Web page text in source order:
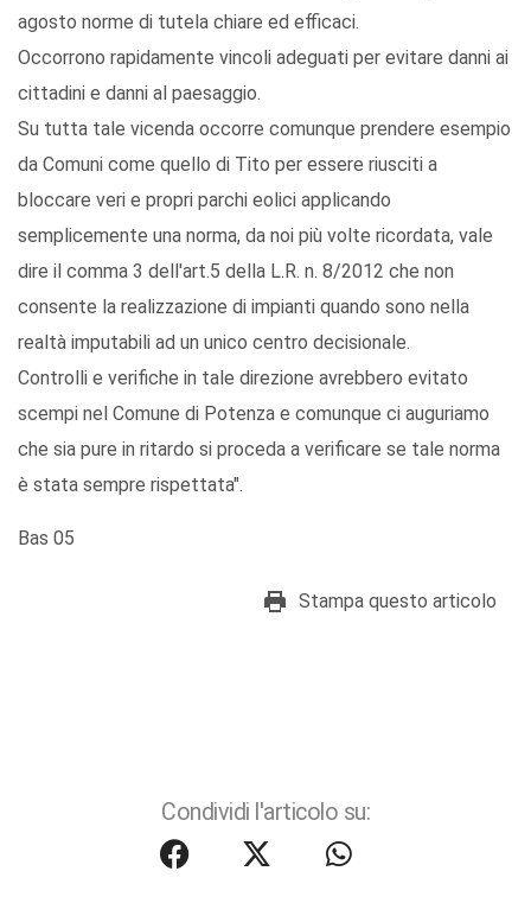
agosto norme di tutela chiare ed efficaci.
Occorrono rapidamente vincoli adeguati per evitare danni ai
cittadini e danni al paesaggio.
Su tutta tale vicenda occorre comunque prendere esempio
da Comuni come quello di Tito per essere riusciti a
bloccare veri e propri parchi eolici applicando
semplicemente una norma, da noi più volte ricordata, vale
dire il comma 3 dell'art.5 della L.R. n. 8/2012 che non
consente la realizzazione di impianti quando sono nella
realtà imputabili ad un unico centro decisionale.
Controlli e verifiche in tale direzione avrebbero evitato
scempi nel Comune di Potenza e comunque ci auguriamo
che sia pure in ritardo si proceda a verificare se tale norma
è stata sempre rispettata".
Bas 05
Stampa questo articolo
Condividi l'articolo su: